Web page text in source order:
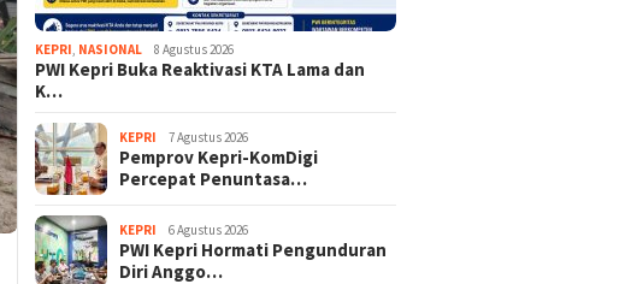
KEPRI NASIONAL 8 Agustus 2026
PWI Kepri Buka Reaktivasi KTA Lama dan
K…
KEPRI 7 Agustus 2026
Pemprov Kepri-KomDigi
Percepat Penuntasa…
KEPRI 6 Agustus 2026
PWI Kepri Hormati Pengunduran
Diri Anggo…